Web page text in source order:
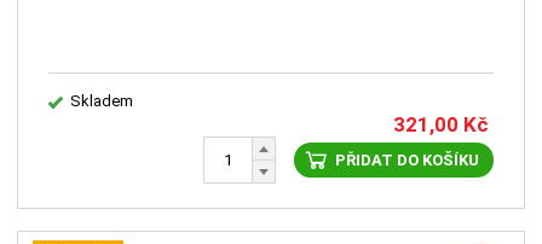
Skladem
321,00 Kč
PŘIDAT DO KOŠÍKU